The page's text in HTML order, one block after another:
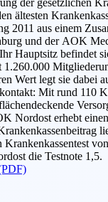
der gesetzlichen
ältesten
2011 aus einem
und der AOK
Hauptsitz befindet
Wert legt sie dabei
Mit rund 110
Nordost erhebt
die Testnote 1,5.